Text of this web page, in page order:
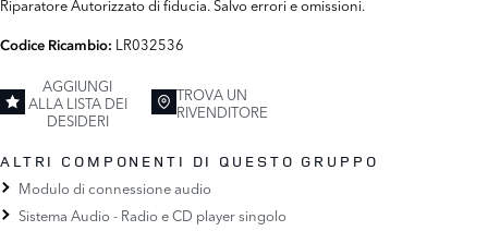
Riparatore Autorizzato di fiducia. Salvo errori e omissioni.
Codice Ricambio: LR032536
AGGIUNGI
ALLA LISTA DEI
DESIDERI
TROVA UN
RIVENDITORE
ALTRI COMPONENTI DI QUESTO GRUPPO
Modulo di connessione audio
Sistema Audio - Radio e CD player singolo